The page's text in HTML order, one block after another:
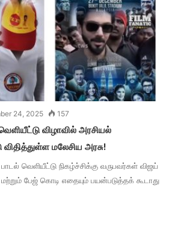
24, 2025 157
விழாவில் அரசியல்
விதித்துள்ள மலேசிய அரசு!
வெளியீட்டு நிகழ்ச்சிக்கு வருபவர்கள் விஜய்
மற்றும் பேஜ் கொடி எதையும் பயன்படுத்தக் கூடாது